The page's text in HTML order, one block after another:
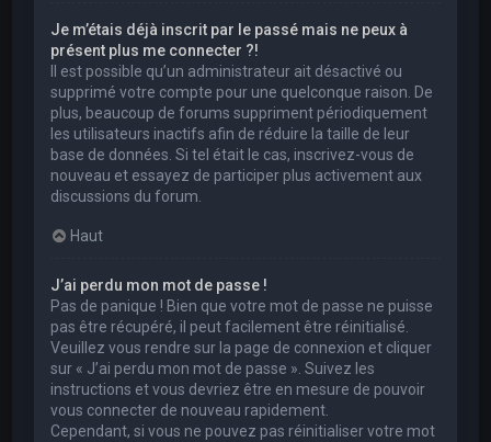
Je m’étais déjà inscrit par le passé mais ne peux à
présent plus me connecter ?!
Il est possible qu’un administrateur ait désactivé ou
supprimé votre compte pour une quelconque raison. De
plus, beaucoup de forums suppriment périodiquement
les utilisateurs inactifs afin de réduire la taille de leur
base de données. Si tel était le cas, inscrivez-vous de
nouveau et essayez de participer plus activement aux
discussions du forum.
Haut
J’ai perdu mon mot de passe !
Pas de panique ! Bien que votre mot de passe ne puisse
pas être récupéré, il peut facilement être réinitialisé.
Veuillez vous rendre sur la page de connexion et cliquer
sur « J’ai perdu mon mot de passe ». Suivez les
instructions et vous devriez être en mesure de pouvoir
vous connecter de nouveau rapidement.
Cependant, si vous ne pouvez pas réinitialiser votre mot